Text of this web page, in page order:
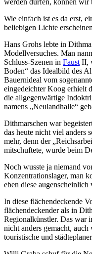
werden dürfen, können wir
Wie einfach ist es da erst,
beliebigen Lichte
Hans Grohs lebte in
Modellversuches. Man
Schluss-Szenen in Faust II,
Boden“ das Idealbild des
Bauernideal vom
eingedeichter Koog erhielt
die allgegenwärtige
namens „Neulandhalle“
Dithmarschen war
das heute nicht viel anders
mehr, denn der
mitschuftete, wurde beim
Noch wusste ja niemand
Konzentrationslager, man
eben diese
In diese flächendeckende
flächendeckender als in
Regionalkünstler. Das war
nicht anders gemacht,
touristische und